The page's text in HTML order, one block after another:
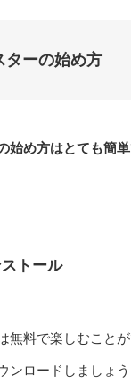
ターの始め方
始め方はとても簡単
トール
無料で楽しむこと
ンロードしましょう